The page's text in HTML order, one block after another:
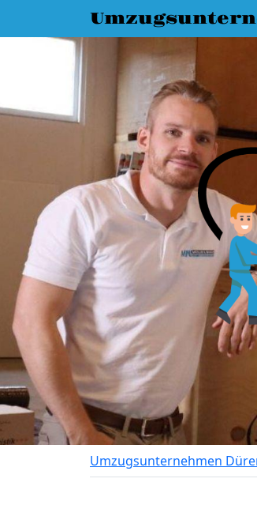
Umzugsunternehmen